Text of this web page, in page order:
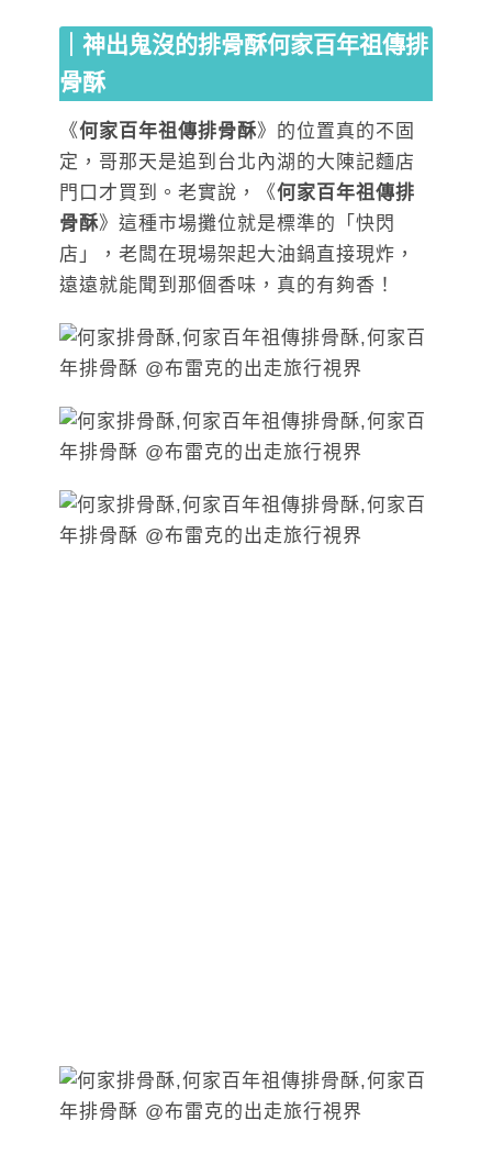
｜神出鬼沒的排骨酥何家百年祖傳排
骨酥
《何家百年祖傳排骨酥》的位置真的不固
定，哥那天是追到台北內湖的大陳記麵店
門口才買到。老實說，《何家百年祖傳排
骨酥》這種市場攤位就是標準的「快閃
店」，老闆在現場架起大油鍋直接現炸，
遠遠就能聞到那個香味，真的有夠香！